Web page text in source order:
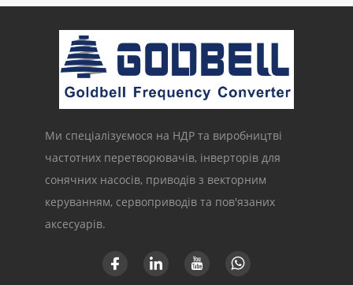
Ми спеціалізуємося на НДР та виробництві
частотних перетворювачів, інверторів для
сонячних насосів, приводів з векторним
керуванням, сервоприводів та пов'язаних
аксесуарів.